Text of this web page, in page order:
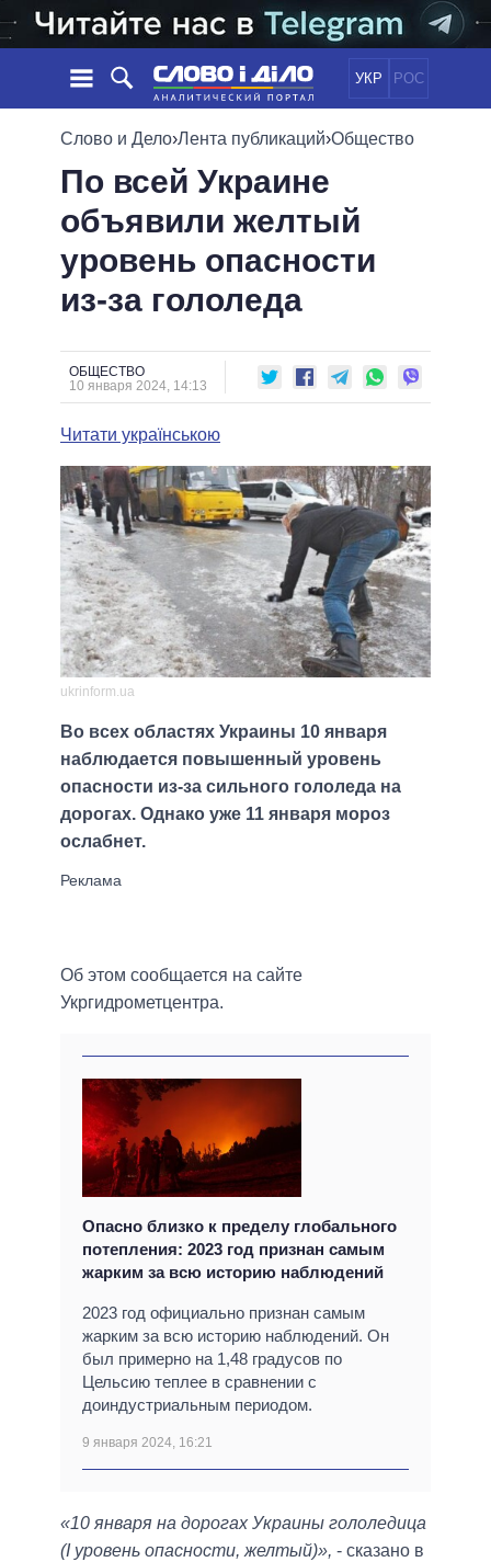
УКР РОС
НОВОСТИ
ЛЕНТА
СОБЫТИЯ
СТАТЬИ
МНЕНИЯ
ОБЗОРЫ
ДАЙДЖЕСТЫ
ПОЛИТИКА
ЭКОНОМИКА
ОБЩЕСТВО
ОБЕЩАНИЯ
ПОЛИТИКИ
ВСЕ ПОЛИТИКИ
ПРЕЗИДЕНТ И ОФИС
ВЕРХОВНАЯ РАДА
КАБИНЕТ МИНИСТРОВ
МЭРЫ
ВСЕ ПЕРСОНЫ
ПОДДЕРЖАТЬ
СРАВНЕНИЕ ПОЛИТИКОВ
Слово и Дело›Лента публикаций›Общество
По всей Украине
объявили желтый
уровень опасности
из-за гололеда
ОБЩЕСТВО
10 января 2024, 14:13
Читати українською
ukrinform.ua
Во всех областях Украины 10 января
наблюдается повышенный уровень
опасности из-за сильного гололеда на
дорогах. Однако уже 11 января мороз
ослабнет.
Об этом сообщается на сайте
Укргидрометцентра.
Опасно близко к пределу глобального
потепления: 2023 год признан самым
жарким за всю историю наблюдений
2023 год официально признан самым
жарким за всю историю наблюдений. Он
был примерно на 1,48 градусов по
Цельсию теплее в сравнении с
доиндустриальным периодом.
9 января 2024, 16:21
«10 января на дорогах Украины гололедица
(I уровень опасности, желтый)», - сказано в